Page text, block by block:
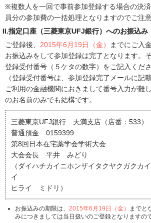
※複数人を一回で事前参加登録する場合の決
員分の参加費の一括処理となりますのでご注意
II.指定口座（三菱東京UFJ銀行）へのお振込み
ご登録後、 2015年6月19日（金）
までにご入
お振込みをして参加登録は完了となります。
登録受付番号（５ケタの数字）をご記入くださ
（登録受付番号は、参加登録完了メールに記
ご利用の金融機関におきまして番号入力が難
のお名前のみでも結構です。
三菱東京UFJ銀行 天満支店（店番：533）
普通預金 0159399
第8回日本在宅薬学会学術大会
大会会長 平井 みどり
（ダイハチカイニホンザイタクヤクガクカ
イ
ヒライ ミドリ）
お振込みの期限は、 2015年6月19日（金）
までと
みにつきましては当日扱いのご登録となりますの